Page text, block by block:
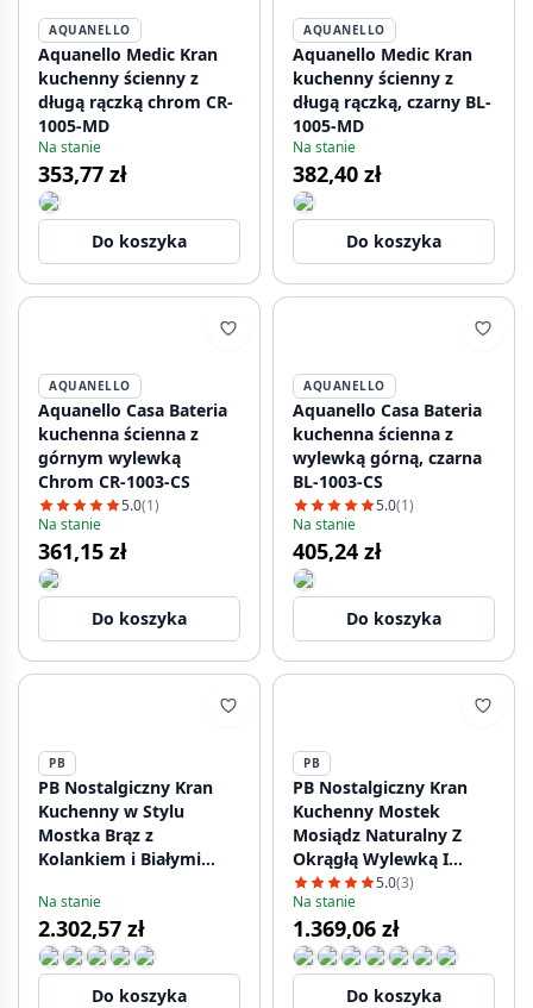
AQUANELLO
Aquanello Medic Kran
kuchenny ścienny z
długą rączką chrom CR-
1005-MD
Na stanie
353,77 zł
Do koszyka
AQUANELLO
Aquanello Medic Kran
kuchenny ścienny z
długą rączką, czarny BL-
1005-MD
Na stanie
382,40 zł
Do koszyka
AQUANELLO
Aquanello Casa Bateria
kuchenna ścienna z
górnym wylewką
Chrom CR-1003-CS
5.0(1)
Na stanie
361,15 zł
Do koszyka
AQUANELLO
Aquanello Casa Bateria
kuchenna ścienna z
wylewką górną, czarna
BL-1003-CS
5.0(1)
Na stanie
405,24 zł
Do koszyka
PB
PB Nostalgiczny Kran
Kuchenny w Stylu
Mostka Brąz z
Kolankiem i Białymi
PBN.BRO.H.WH
Na stanie
2.302,57 zł
Do koszyka
PB
PB Nostalgiczny Kran
Kuchenny Mostek
Mosiądz Naturalny Z
Okrągłą Wylewką I
Białymi Uchwytami
PBN.MES.R.WH
5.0(3)
Na stanie
1.369,06 zł
Do koszyka